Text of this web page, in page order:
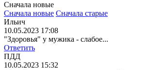
Сначала новые
Сначала новые Сначала старые
Ильич
10.05.2023 17:08
"Здоровья" у мужика - слабое...
Ответить
ПДД
10.05.2023 15:32